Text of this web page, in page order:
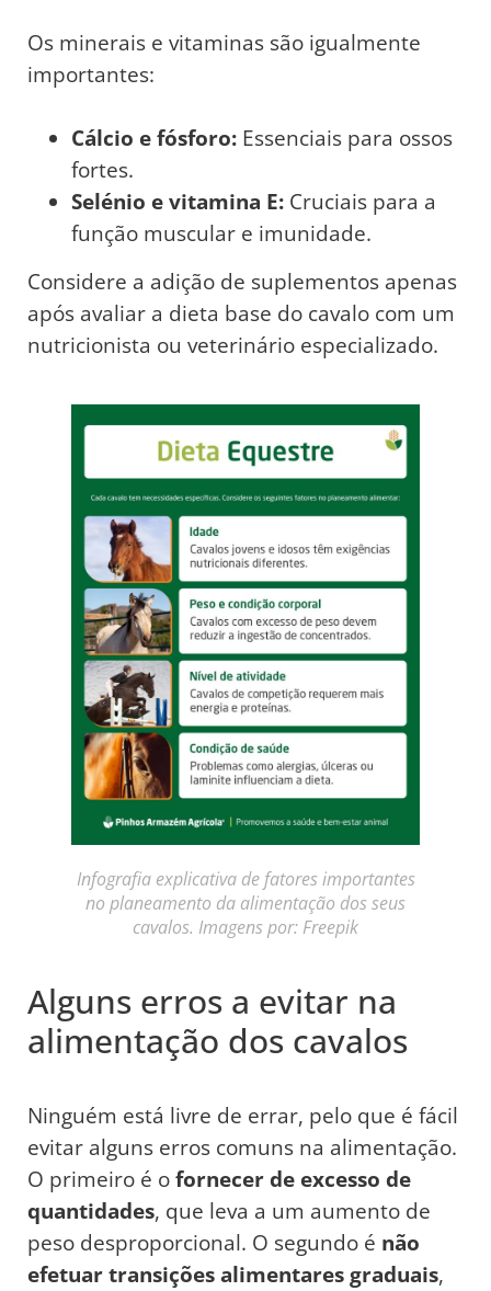
Os minerais e vitaminas são igualmente
importantes:
Cálcio e fósforo: Essenciais para ossos
fortes.
Selénio e vitamina E: Cruciais para a
função muscular e imunidade.
Considere a adição de suplementos apenas
após avaliar a dieta base do cavalo com um
nutricionista ou veterinário especializado.
Infografia explicativa de fatores importantes
no planeamento da alimentação dos seus
cavalos. Imagens por: Freepik
Alguns erros a evitar na
alimentação dos cavalos
Ninguém está livre de errar, pelo que é fácil
evitar alguns erros comuns na alimentação.
O primeiro é ofornecer de excesso de
quantidades, que leva a um aumento de
peso desproporcional. O segundo é não
efetuar transições alimentares graduais,